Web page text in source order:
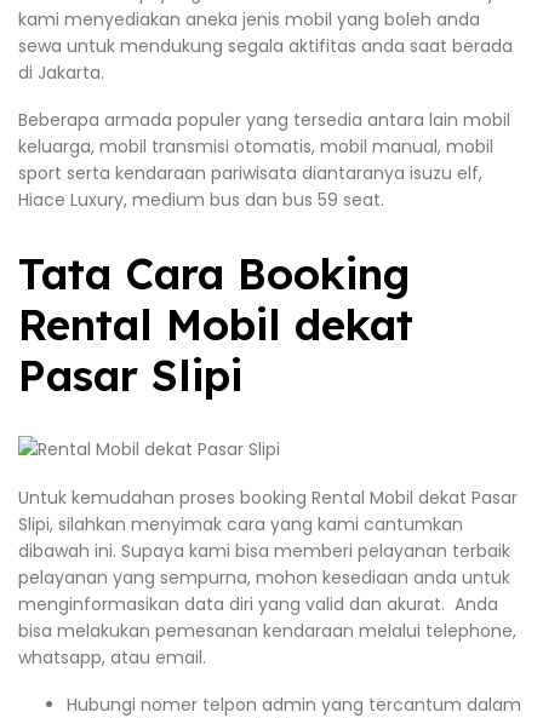
kami menyediakan aneka jenis mobil yang boleh anda
sewa untuk mendukung segala aktifitas anda saat berada
di Jakarta.
Beberapa armada populer yang tersedia antara lain mobil
keluarga, mobil transmisi otomatis, mobil manual, mobil
sport serta kendaraan pariwisata diantaranya isuzu elf,
Hiace Luxury, medium bus dan bus 59 seat.
Tata Cara Booking
Rental Mobil dekat
Pasar Slipi
Untuk kemudahan proses booking Rental Mobil dekat Pasar
Slipi, silahkan menyimak cara yang kami cantumkan
dibawah ini. Supaya kami bisa memberi pelayanan terbaik
pelayanan yang sempurna, mohon kesediaan anda untuk
menginformasikan data diri yang valid dan akurat. Anda
bisa melakukan pemesanan kendaraan melalui telephone,
whatsapp, atau email.
Hubungi nomer telpon admin yang tercantum dalam